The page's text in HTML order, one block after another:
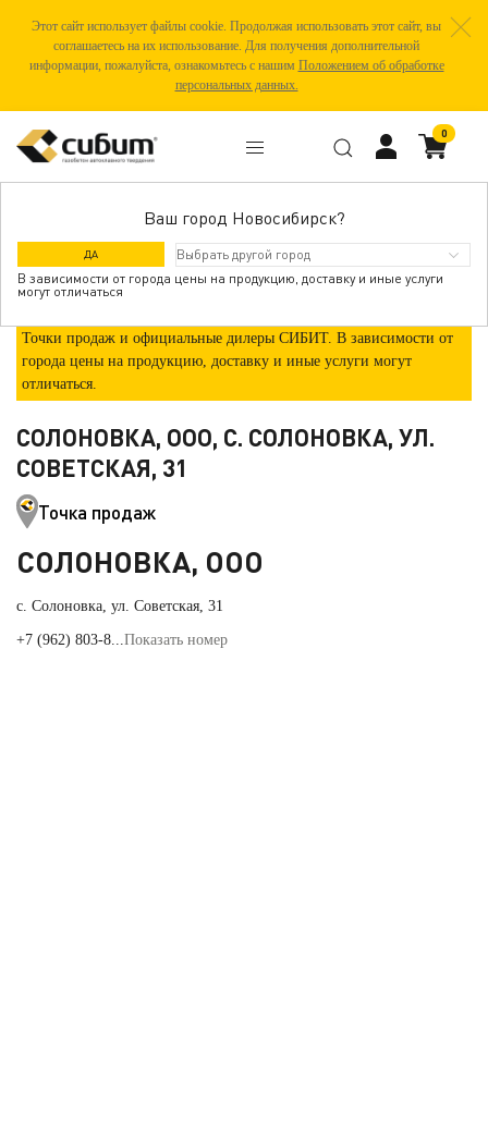
Этот сайт использует файлы cookie. Продолжая использовать этот сайт, вы
соглашаетесь на их использование. Для получения дополнительной
информации, пожалуйста, ознакомьтесь с нашим Положением об обработке
персональных данных.
Ваш город Новосибирск?
ДА
В зависимости от города цены на продукцию, доставку и иные услуги
могут отличаться
0
ГДЕ КУПИТЬ
Точки продаж и официальные дилеры СИБИТ. В зависимости от
города цены на продукцию, доставку и иные услуги могут
отличаться.
СОЛОНОВКА, ООО, С. СОЛОНОВКА, УЛ.
СОВЕТСКАЯ, 31
Точка продаж
СОЛОНОВКА, ООО
с. Солоновка, ул. Советская, 31
+7 (962) 803-8...Показать номер